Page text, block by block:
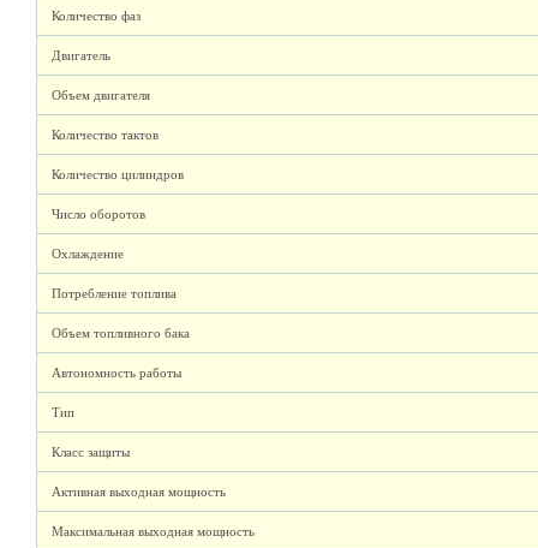
Количество фаз
Двигатель
Объем двигателя
Количество тактов
Количество цилиндров
Число оборотов
Охлаждение
Потребление топлива
Объем топливного бака
Автономность работы
Тип
Класс защиты
Активная выходная мощность
Максимальная выходная мощность